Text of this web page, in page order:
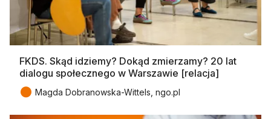
FKDS. Skąd idziemy? Dokąd zmierzamy? 20 lat
dialogu społecznego w Warszawie [relacja]
● Magda Dobranowska-Wittels, ngo.pl